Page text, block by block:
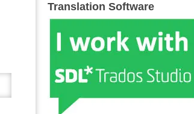
Translation Software